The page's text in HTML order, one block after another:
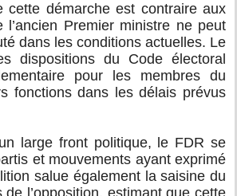
cette démarche est contraire aux
Premier ministre ne peut
dans les conditions actuelles. Le
dispositions du Code électoral
pour les membres du
fonctions dans les délais prévus
large front politique, le FDR se
et mouvements ayant exprimé
salue également la saisine du